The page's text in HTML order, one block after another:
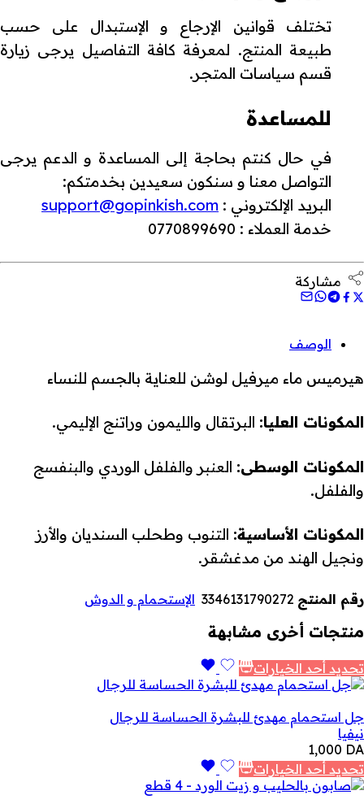
تختلف قوانين الإرجاع و الإستبدال على حسب
طبيعة المنتج. لمعرفة كافة التفاصيل يرجى زيارة
قسم سياسات المتجر.
للمساعدة
في حال كنتم بحاجة إلى المساعدة و الدعم يرجى
التواصل معنا و سنكون سعيدين بخدمتكم:
البريد الإلكتروني : support@gopinkish.com
خدمة العملاء : 0770899690
مشاركة
الوصف
هيرميس ماء ميرفيل لوشن للعناية بالجسم للنساء
المكونات العليا: البرتقال والليمون وراتنج الإليمي.
المكونات الوسطى: العنبر والفلفل الوردي والبنفسج
والفلفل.
المكونات الأساسية: التنوب وطحلب السنديان والأرز
ونجيل الهند من مدغشقر.
رقم المنتج 3346131790272 الإستحمام و الدوش
منتجات أخرى مشابهة
تحديد أحد الخيارات
جل استحمام مهدئ للبشرة الحساسة للرجال
نيفيا
1,000 DA
تحديد أحد الخيارات